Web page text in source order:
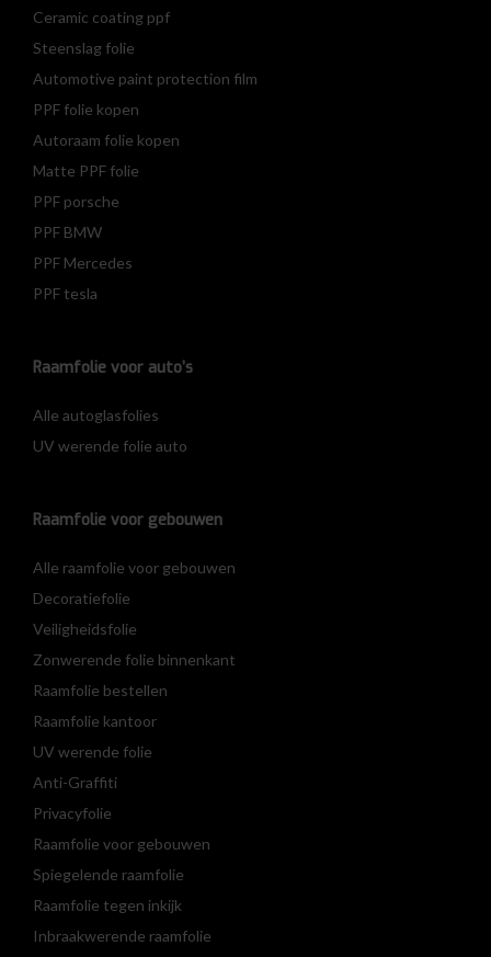
Ceramic coating ppf
Steenslag folie
Automotive paint protection film
PPF folie kopen
Autoraam folie kopen
Matte PPF folie
PPF porsche
PPF BMW
PPF Mercedes
PPF tesla
Raamfolie voor auto’s
Alle autoglasfolies
UV werende folie auto
Raamfolie voor gebouwen
Alle raamfolie voor gebouwen
Decoratiefolie
Veiligheidsfolie
Zonwerende folie binnenkant
Raamfolie bestellen
Raamfolie kantoor
UV werende folie
Anti-Graffiti
Privacyfolie
Raamfolie voor gebouwen
Spiegelende raamfolie
Raamfolie tegen inkijk
Inbraakwerende raamfolie